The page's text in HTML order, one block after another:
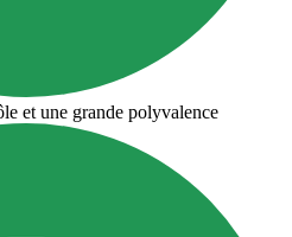
et une grande polyvalence